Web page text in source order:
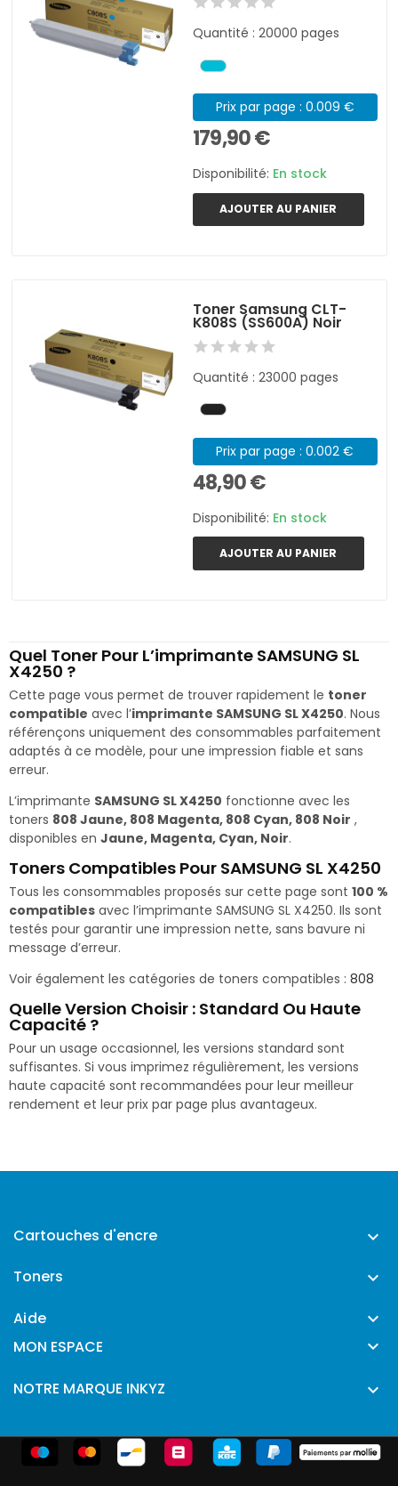
Quantité : 20000 pages
Prix par page : 0.009 €
179,90 €
Disponibilité: En stock
AJOUTER AU PANIER
Toner Samsung CLT-
K808S (SS600A) Noir
Quantité : 23000 pages
Prix par page : 0.002 €
48,90 €
Disponibilité: En stock
AJOUTER AU PANIER
Quel Toner Pour L’imprimante SAMSUNG SL
X4250 ?
Cette page vous permet de trouver rapidement le toner
compatible avec l’imprimante SAMSUNG SL X4250. Nous
référençons uniquement des consommables parfaitement
adaptés à ce modèle, pour une impression fiable et sans
erreur.
L’imprimante SAMSUNG SL X4250 fonctionne avec les
toners 808 Jaune, 808 Magenta, 808 Cyan, 808 Noir ,
disponibles en Jaune, Magenta, Cyan, Noir.
Toners Compatibles Pour SAMSUNG SL X4250
Tous les consommables proposés sur cette page sont 100 %
compatibles avec l’imprimante SAMSUNG SL X4250. Ils sont
testés pour garantir une impression nette, sans bavure ni
message d’erreur.
Voir également les catégories de toners compatibles : 808
Quelle Version Choisir : Standard Ou Haute
Capacité ?
Pour un usage occasionnel, les versions standard sont
suffisantes. Si vous imprimez régulièrement, les versions
haute capacité sont recommandées pour leur meilleur
rendement et leur prix par page plus avantageux.
Cartouches d'encre 
Toners 
Aide 
MON ESPACE 
NOTRE MARQUE INKYZ 